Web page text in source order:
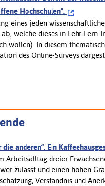
Hochschulen".
eines jeden
welche dieses in Lehr-
wollen). In diesem
des Online-Surveys
anderen“. Ein
Arbeitsalltag dreier
zulässt und einen hohen
Verständnis und